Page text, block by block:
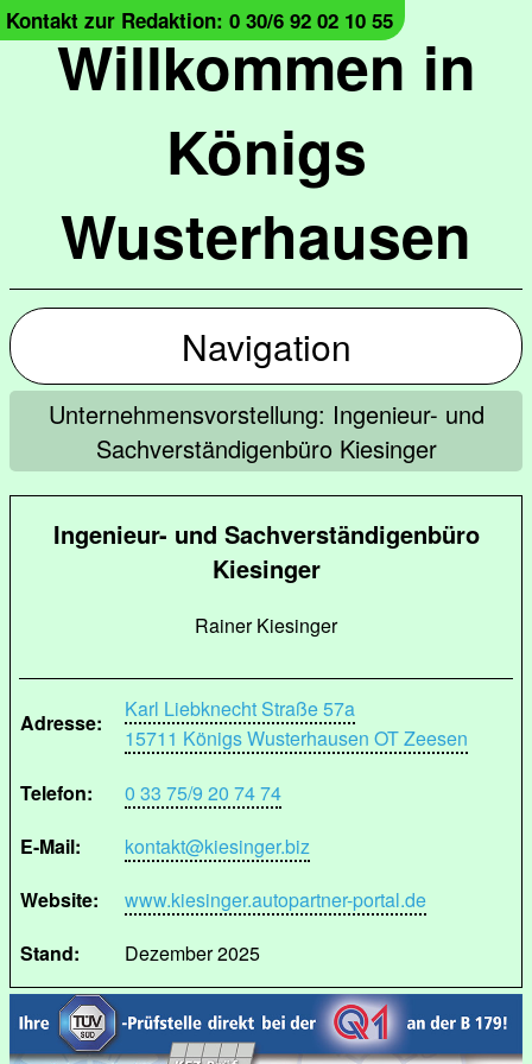
Willkommen in
Königs
Wusterhausen
Kontakt zur Redaktion: 0 30/6 92 02 10 55
Navigation
Unternehmensvorstellung: Ingenieur- und
Sachverständigenbüro Kiesinger
Ingenieur- und Sachverständigenbüro
Kiesinger
Rainer Kiesinger
Adresse:
Karl Liebknecht Straße 57a
15711 Königs Wusterhausen OT Zeesen
Telefon:
0 33 75/9 20 74 74
E-Mail:
kontakt@kiesinger.biz
Website:
www.kiesinger.autopartner-portal.de
Stand:
Dezember 2025